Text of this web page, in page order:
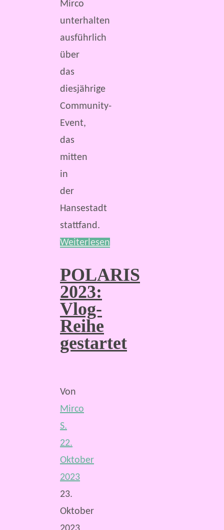
Mirco
unterhalten
ausführlich
über
das
diesjährige
Community-
Event,
das
mitten
in
der
Hansestadt
stattfand.
Weiterlesen
POLARIS
2023:
Vlog-
Reihe
gestartet
Von
Mirco
S.
22.
Oktober
2023
23.
Oktober